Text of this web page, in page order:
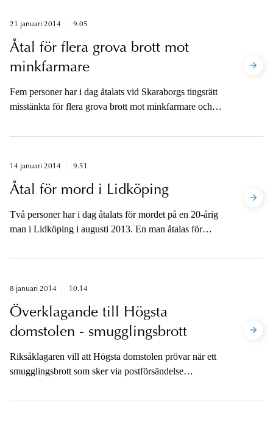
21 januari 2014 9.05
Åtal för flera grova brott mot
minkfarmare
Fem personer har i dag åtalats vid Skaraborgs tingsrätt
misstänkta för flera grova brott mot minkfarmare och
av minkfarmarna. Sammanlagt består
14 januari 2014 9.51
Åtal för mord i Lidköping
Två personer har i dag åtalats för mordet på en 20-årig
man i Lidköping i augusti 2013. En man åtalas för
av brottsling.
8 januari 2014 10.14
Överklagande till Högsta
domstolen - smugglingsbrott
Riksåklagaren vill att Högsta domstolen prövar när ett
smugglingsbrott som sker via postförsändelse